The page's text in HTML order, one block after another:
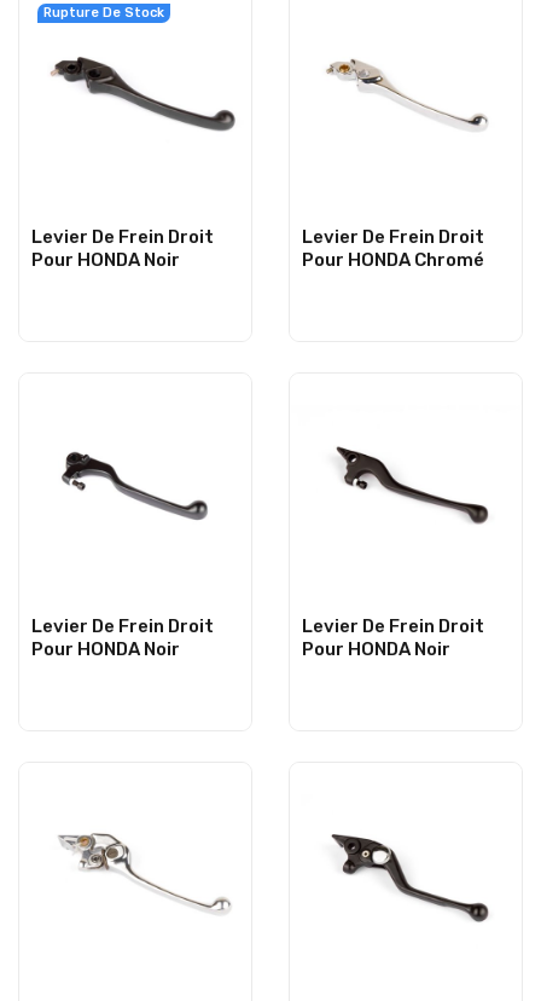
Rupture De Stock
Levier De Frein Droit
Pour HONDA Noir
Levier De Frein Droit
Pour HONDA Chromé
Levier De Frein Droit
Pour HONDA Noir
Levier De Frein Droit
Pour HONDA Noir